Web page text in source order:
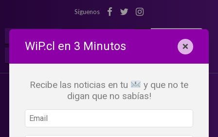
Síguenos
WiP.cl en 3 Minutos ×
Recibe las noticias en tu
y que no te
digan que no sabías!